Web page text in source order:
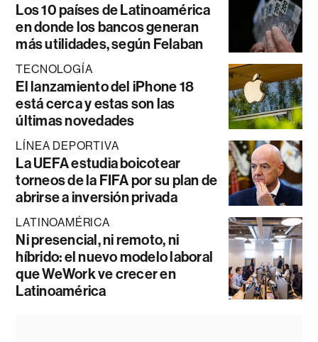
Los 10 países de Latinoamérica
en donde los bancos generan
más utilidades, según Felaban
TECNOLOGÍA
El lanzamiento del iPhone 18
está cerca y estas son las
últimas novedades
LÍNEA DEPORTIVA
La UEFA estudia boicotear
torneos de la FIFA por su plan de
abrirse a inversión privada
LATINOAMÉRICA
Ni presencial, ni remoto, ni
híbrido: el nuevo modelo laboral
que WeWork ve crecer en
Latinoamérica